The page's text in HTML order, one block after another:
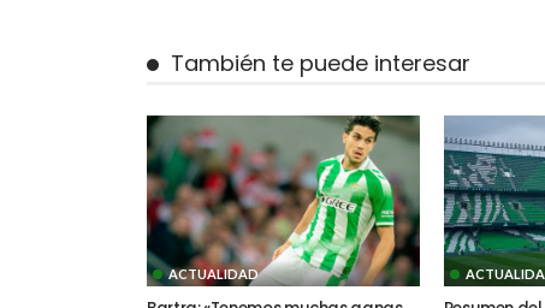
También te puede interesar
ACTUALIDAD